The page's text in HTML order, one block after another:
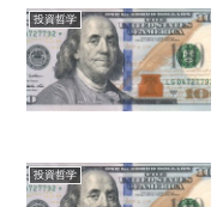
投資哲学
投資哲学